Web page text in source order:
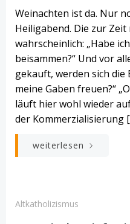
Weinachten ist da. Nur
Heiligabend. Die zur
wahrscheinlich: „Habe
beisammen?“ Und vor
gekauft, werden sich
meine Gaben freuen?“
läuft hier wohl wieder
der Kommerzialisierung
weiterlesen
Altkatholizismus